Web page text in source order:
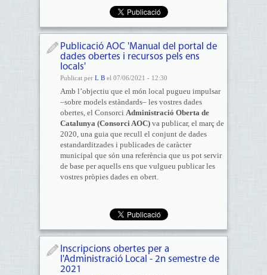
Publicació AOC 'Manual del portal de
dades obertes i recursos pels ens
locals'
Publicat per L Bel 07/06/2021 - 12:30
Amb l’objectiu que el món local pugueu impulsar
–sobre models estàndards– les vostres dades
obertes, el Consorci Administració Oberta de
Catalunya (Consorci AOC) va publicar, el març de
2020, una guia que recull el conjunt de dades
estandarditzades i publicades de caràcter
municipal que són una referència que us pot servir
de base per aquells ens que vulgueu publicar les
vostres pròpies dades en obert.
Inscripcions obertes per a
l'Administració Local - 2n semestre de
2021